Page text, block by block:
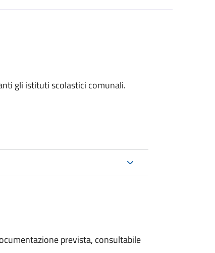
gli istituti scolastici comunali.
prevista, consultabile